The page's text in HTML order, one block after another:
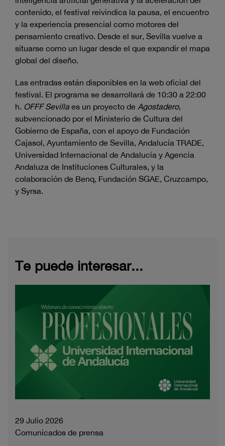
contenido, el festival reivindica la pausa, el encuentro
y la experiencia presencial como motores del
pensamiento creativo. Desde el sur, Sevilla vuelve a
situarse como un lugar desde el que expandir el mapa
global del diseño.
Las entradas están disponibles en la web oficial del
festival. El programa se desarrollará de 10:30 a 22:00
h. OFFF Sevilla es un proyecto de Agostadero,
subvencionado por el Ministerio de Cultura del
Gobierno de España, con el apoyo de Fundación
Cajasol, Ayuntamiento de Sevilla, Andalucía TRADE,
Universidad Internacional de Andalucía y Agencia
Andaluza de Instituciones Culturales, y la
colaboración de Benq, Fundación SGAE, Cruzcampo,
y Syrsa.
Te puede interesar...
29 Julio 2026
Comunicados de prensa